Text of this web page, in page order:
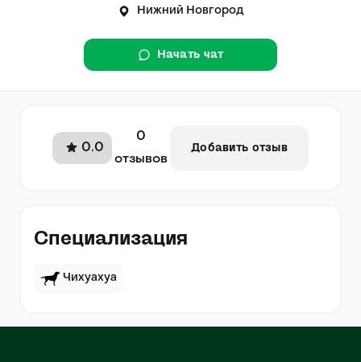
Нижний Новгород
Начать чат
0.0
0
отзывов
Добавить отзыв
Специализация
Чихуахуа